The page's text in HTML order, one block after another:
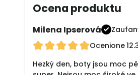
Ocena produktu
Milena Ipserová
Ocenione
Hezký den, boty jsou moc